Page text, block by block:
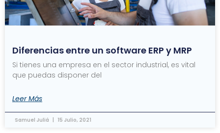
Diferencias entre un software ERP y MRP
Si tienes una empresa en el sector industrial, es vital
que puedas disponer del
Leer Más
Samuel Juliá 15 Julio, 2021